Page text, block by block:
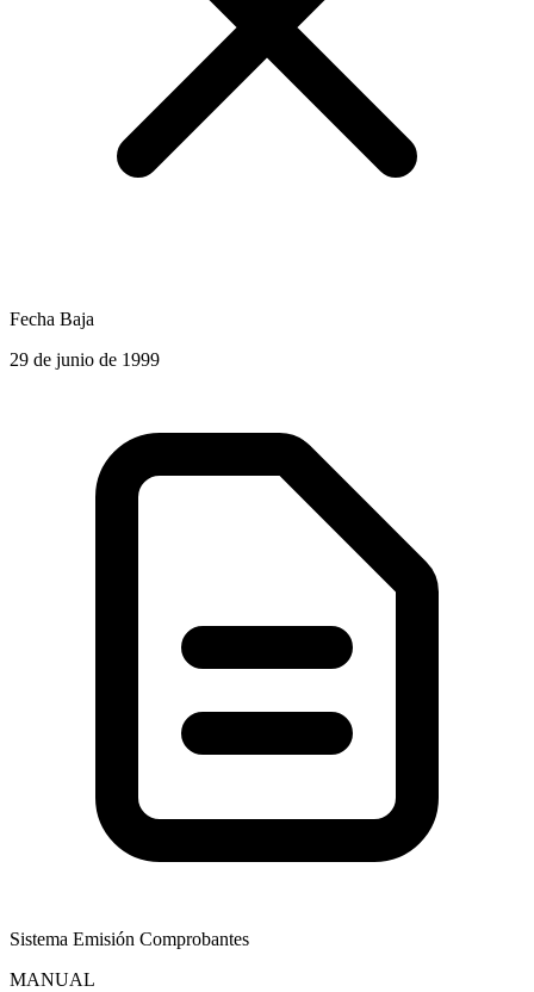
Fecha Baja
29 de junio de 1999
Sistema Emisión Comprobantes
MANUAL